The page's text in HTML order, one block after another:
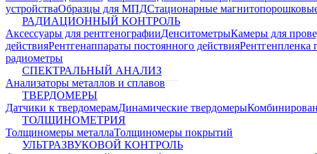
устройстваОбразцы для МПДСтационарные
РАДИАЦИОННЫЙ КОНТРОЛЬ
Аксессуары для рентгенографииДенситометрыКамеры для
действияРентгенаппараты постоянного действия
радиометры
СПЕКТРАЛЬНЫЙ АНАЛИЗ
Анализаторы металлов и сплавов
ТВЕРДОМЕРЫ
Датчики к твердомерамДинамические твердомеры
ТОЛЩИНОМЕТРИЯ
Толщиномеры металлаТолщиномеры покрытий
УЛЬТРАЗВУКОВОЙ КОНТРОЛЬ